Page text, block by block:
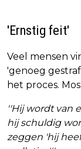
'Ernstig feit'
Veel mensen
'genoeg
het proces.
''Hij wordt van
hij schuldig
zeggen 'hij